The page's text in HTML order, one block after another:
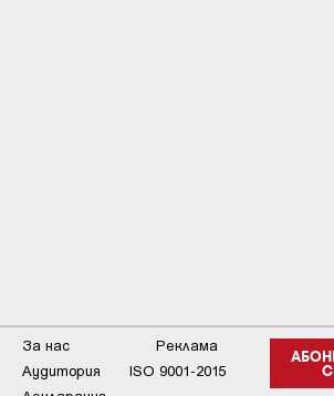
За нас
Реклама
Аудитория
ISO 9001-2015